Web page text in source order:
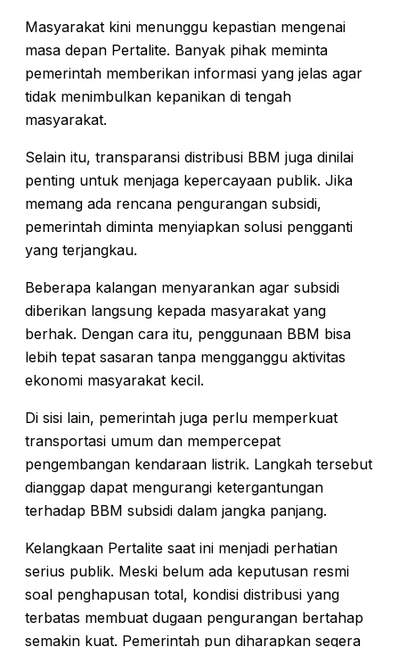
Masyarakat kini menunggu kepastian mengenai
masa depan Pertalite. Banyak pihak meminta
pemerintah memberikan informasi yang jelas agar
tidak menimbulkan kepanikan di tengah
masyarakat.
Selain itu, transparansi distribusi BBM juga dinilai
penting untuk menjaga kepercayaan publik. Jika
memang ada rencana pengurangan subsidi,
pemerintah diminta menyiapkan solusi pengganti
yang terjangkau.
Beberapa kalangan menyarankan agar subsidi
diberikan langsung kepada masyarakat yang
berhak. Dengan cara itu, penggunaan BBM bisa
lebih tepat sasaran tanpa mengganggu aktivitas
ekonomi masyarakat kecil.
Di sisi lain, pemerintah juga perlu memperkuat
transportasi umum dan mempercepat
pengembangan kendaraan listrik. Langkah tersebut
dianggap dapat mengurangi ketergantungan
terhadap BBM subsidi dalam jangka panjang.
Kelangkaan Pertalite saat ini menjadi perhatian
serius publik. Meski belum ada keputusan resmi
soal penghapusan total, kondisi distribusi yang
terbatas membuat dugaan pengurangan bertahap
semakin kuat. Pemerintah pun diharapkan segera